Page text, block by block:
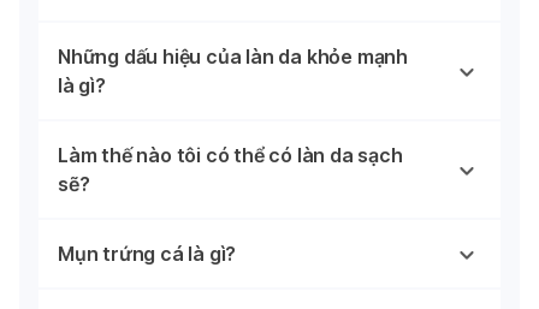
Những dấu hiệu của làn da khỏe mạnh
là gì?
Làm thế nào tôi có thể có làn da sạch
sẽ?
Mụn trứng cá là gì?